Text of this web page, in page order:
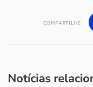
COMPARTILHE
Notícias